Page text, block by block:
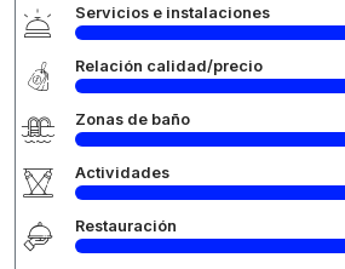
Servicios e instalaciones
Relación calidad/precio
Zonas de baño
Actividades
Restauración